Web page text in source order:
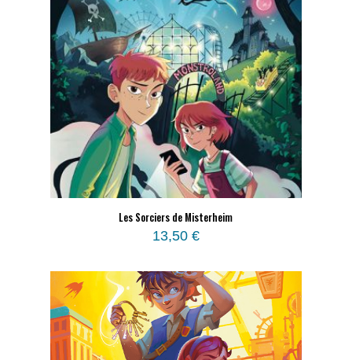
Les Sorciers de Misterheim
13,50 €